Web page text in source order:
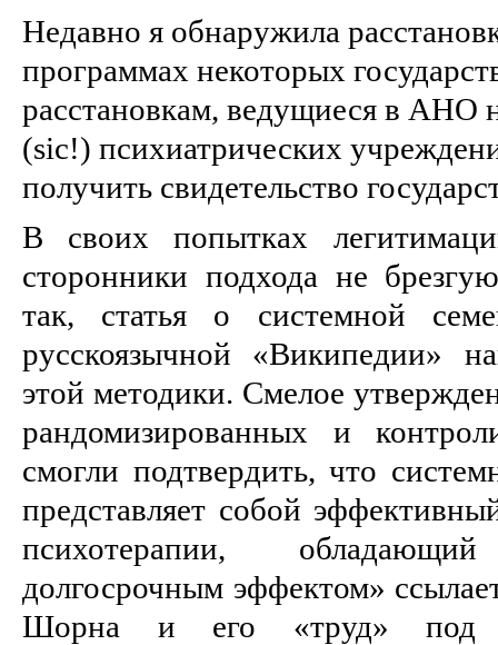
Недавно я обнаружила
программах некоторых
расстановкам, ведущиеся в АНО
(sic!) психиатрических
получить свидетельство
В своих попытках
сторонники подхода не
так, статья о системной
русскоязычной «Википедии»
этой методики. Смелое
рандомизированных и
смогли подтвердить, что
представляет собой
психотерапии,
долгосрочным эффектом»
Шорна и его «труд» под